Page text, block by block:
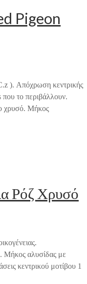
Pigeon
). Απόχρωση κεντρικής
το περιβάλλουν.
χρυσό. Μήκος
Ρόζ Χρυσό
Μήκος αλυσίδας με
κεντρικού μοτίβου 1